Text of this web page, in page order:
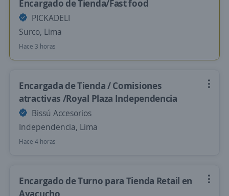
Encargado de Tienda/Fast food
PICKADELI
Surco, Lima
Hace 3 horas
Encargada de Tienda / Comisiones
atractivas /Royal Plaza Independencia
Bissú Accesorios
Independencia, Lima
Hace 4 horas
Encargado de Turno para Tienda Retail en
Ayacucho